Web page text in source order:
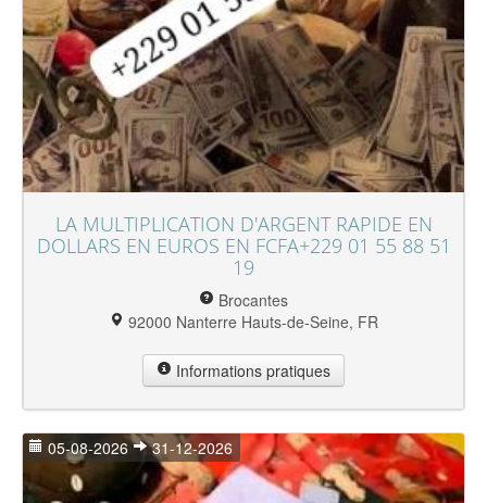
LA MULTIPLICATION D'ARGENT RAPIDE EN
DOLLARS EN EUROS EN FCFA+229 01 55 88 51
19
Brocantes
92000 Nanterre Hauts-de-Seine, FR
Informations pratiques
05-08-2026 31-12-2026